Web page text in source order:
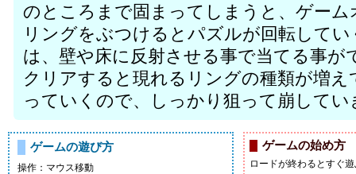
のところまで固まってしまうと、ゲー
リングをぶつけるとパズルが回転して
は、壁や床に反射させる事で当てる事が
クリアすると現れるリングの種類が増
っていくので、しっかり狙って崩してい
ゲームの遊び方
操作：マウス移動
ゲームの始め方
ロードが終わるとすぐ